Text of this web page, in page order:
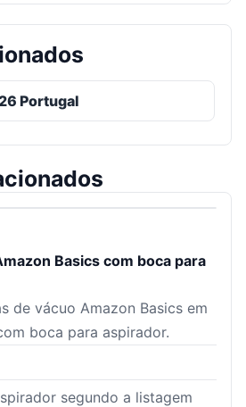
Portugal
Basics com boca para
de vácuo Amazon Basics em
boca para aspirador.
segundo a listagem